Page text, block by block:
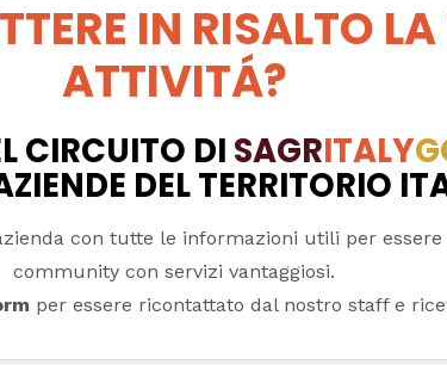
IN RISALTO
ATTIVITÁ?
CIRCUITO DI SAGRITALY
DEL TERRITORIO
con tutte le informazioni utili per essere
community con servizi vantaggiosi.
per essere ricontattato dal nostro staff e